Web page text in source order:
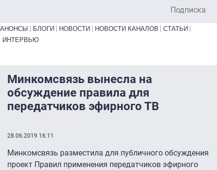
Подписка
Primary links bottom
АНОНСЫ БЛОГИ НОВОСТИ НОВОСТИ КАНАЛОВ
СТАТЬИ
ИНТЕРВЬЮ
Минкомсвязь вынесла на
обсуждение правила для
передатчиков эфирного ТВ
28.06.2019 16:11
Минкомсвязь разместила для публичного обсуждения
проект Правил применения передатчиков эфирного